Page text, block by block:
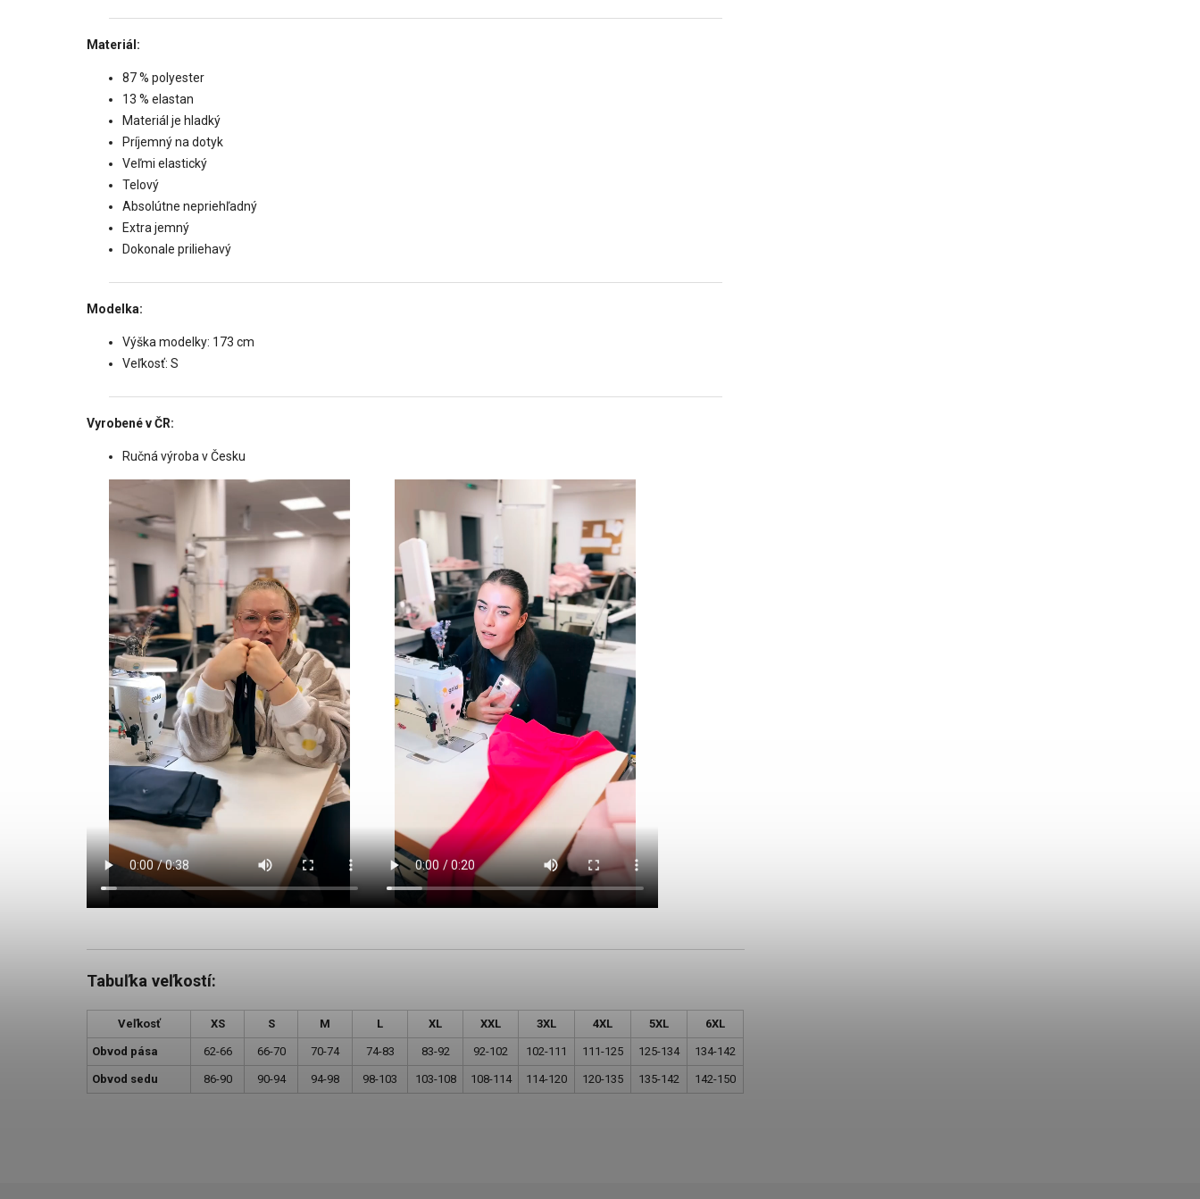
Materiál:
87 % polyester
13 % elastan
Materiál je hladký
Príjemný na dotyk
Veľmi elastický
Telový
Absolútne nepriehľadný
Extra jemný
Dokonale priliehavý
Modelka:
Výška modelky: 173 cm
Veľkosť: S
Vyrobené v ČR:
Ručná výroba v Česku
Tabuľka veľkostí:
Veľkosť XS S M L XL XXL 3XL 4XL 5XL 6XL
Obvod pása 62-66 66-70 70-74 74-83 83-92 92-102 102-111 111-125 125-134 134-142
Obvod sedu 86-90 90-94 94-98 98-103 103-108 108-114 114-120 120-135 135-142 142-150